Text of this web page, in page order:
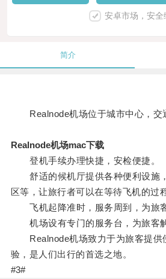
安卓市场，安全
简介
Realnode机场位于城市中心，交
Realnode机场mac下载
登机手续办理快捷，安检便捷。
舒适的候机厅提供各种便利设施
区等，让旅行者可以在等待飞机的过
飞机起降准时，服务周到，为旅客
机场设有专门的服务台，为旅客解
Realnode机场致力于为旅客提供
验，是人们出行的首选之地。
#3#